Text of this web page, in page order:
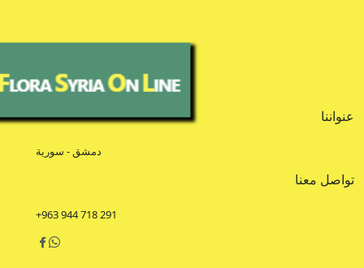
عنواننا
دمشق - سورية
تواصل معنا
+963 944 718 291